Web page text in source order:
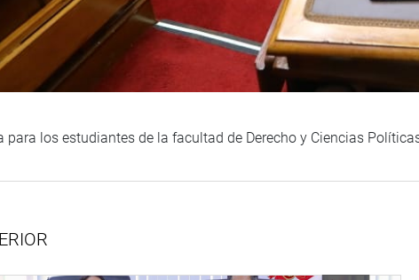
para los estudiantes de la facultad de Derecho y Ciencias